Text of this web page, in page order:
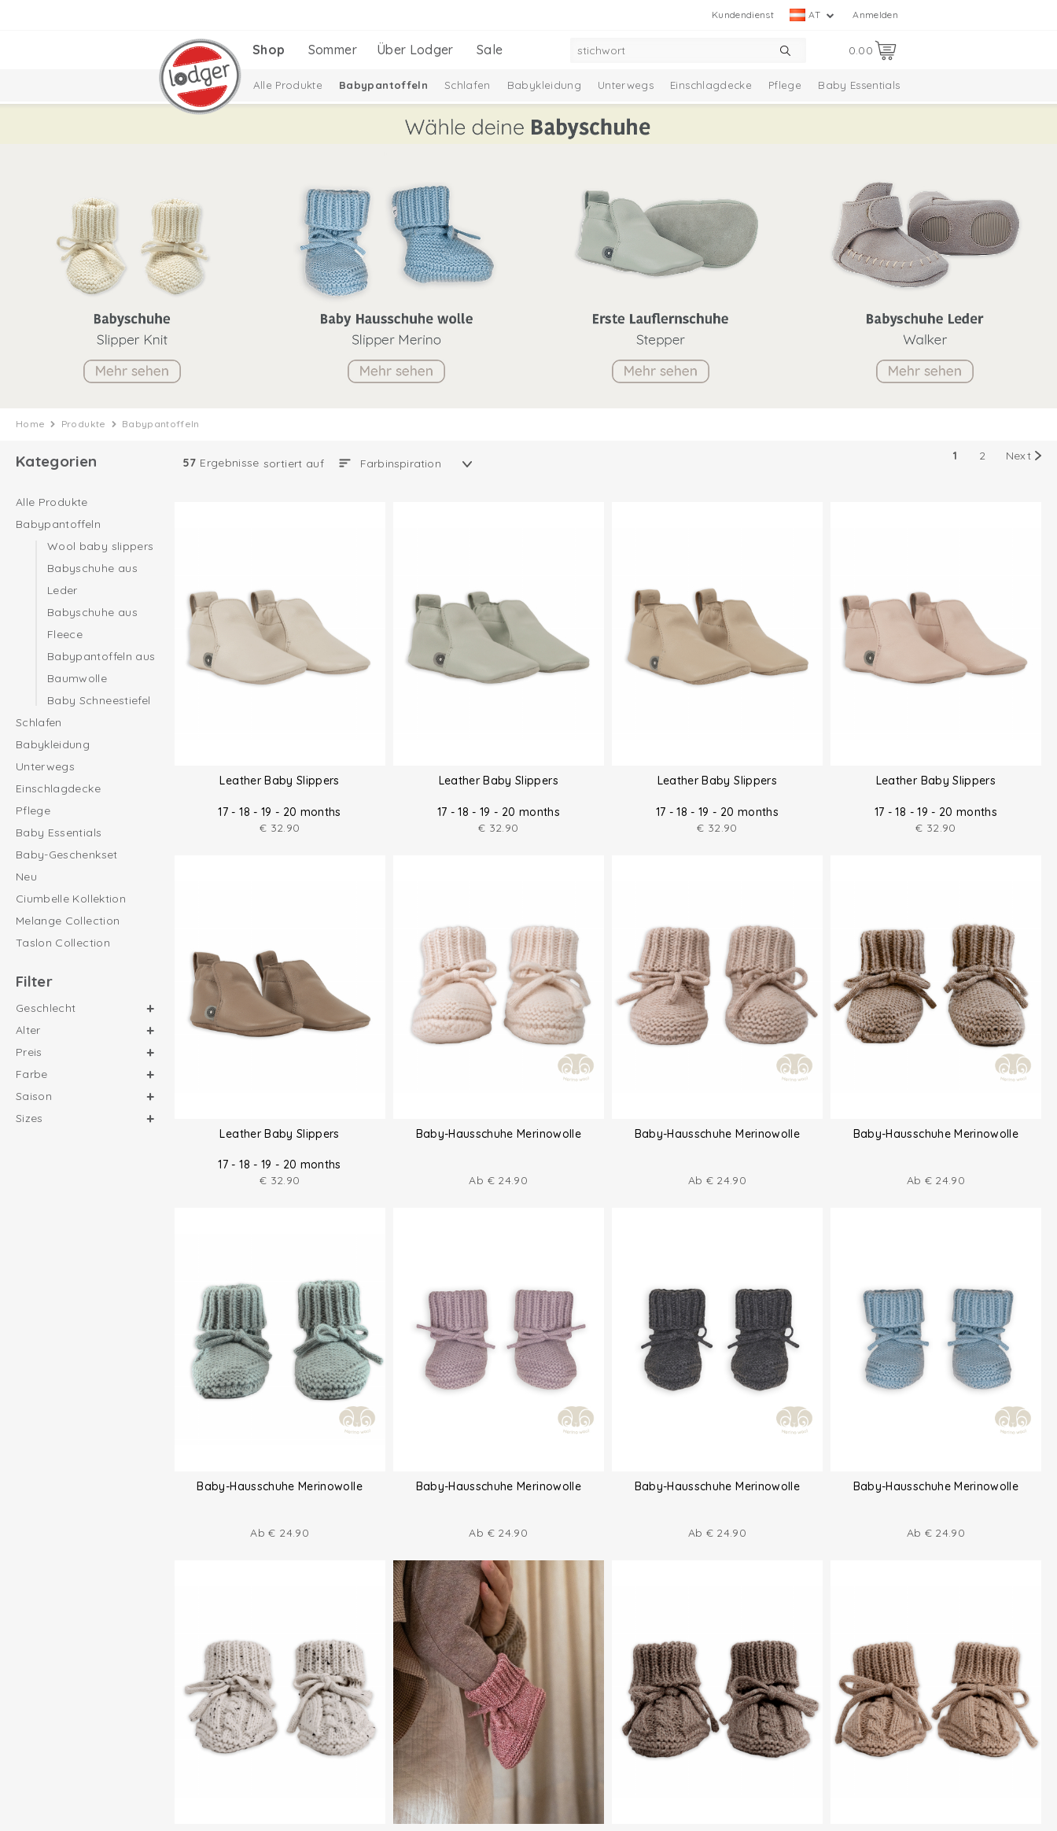
Anmelden
AT
Kundendienst
0.00
Shop Sommer Über Lodger Sale
Alle Produkte Babypantoffeln Schlafen Babykleidung Unterwegs Einschlagdecke Pflege Baby Essentials
Ciumbelle Kollektion Melange Collection
Home Produkte Babypantoffeln
Kategorien
Alle Produkte
Babypantoffeln
Wool baby slippers
Babyschuhe aus
Leder
Babyschuhe aus
Fleece
Babypantoffeln aus
Baumwolle
Baby Schneestiefel
Schlafen
Babykleidung
Unterwegs
Einschlagdecke
Pflege
Baby Essentials
Baby-Geschenkset
Neu
Ciumbelle Kollektion
Melange Collection
Taslon Collection
Filter
Geschlecht
Alter
Preis
Farbe
Saison
Sizes
57 Ergebnisse sortiert auf
1 2 Next
Leather Baby Slippers
17 - 18 - 19 - 20 months
€ 32.90
Leather Baby Slippers
17 - 18 - 19 - 20 months
€ 32.90
Leather Baby Slippers
17 - 18 - 19 - 20 months
€ 32.90
Leather Baby Slippers
17 - 18 - 19 - 20 months
€ 32.90
Leather Baby Slippers
17 - 18 - 19 - 20 months
€ 32.90
Baby-Hausschuhe Merinowolle
Ab € 24.90
Baby-Hausschuhe Merinowolle
Ab € 24.90
Baby-Hausschuhe Merinowolle
Ab € 24.90
Baby-Hausschuhe Merinowolle
Ab€ 24.90
Baby-Hausschuhe Merinowolle
Ab € 24.90
Baby-Hausschuhe Merinowolle
Ab € 24.90
Baby-Hausschuhe Merinowolle
Ab € 24.90